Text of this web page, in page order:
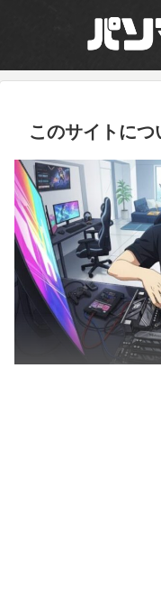
このサイトに